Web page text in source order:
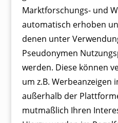
Marktforschungs- und
automatisch erhoben
denen unter
Pseudonymen
werden. Diese können
um z.B. Werbeanzeigen
außerhalb der
mutmaßlich Ihren